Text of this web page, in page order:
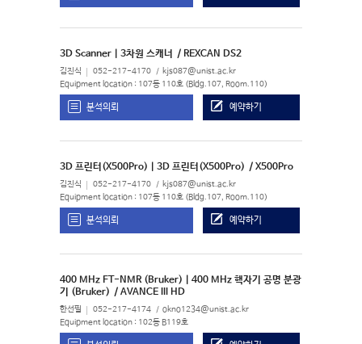
3D Scanner | 3차원 스캐너 / REXCAN DS2
김진식 052-217-4170 kjs087@unist.ac.kr
Equipment location : 107동 110호 (Bldg.107, Room.110)
분석의뢰 예약하기
3D 프린터(X500Pro) | 3D 프린터(X500Pro) / X500Pro
김진식 052-217-4170 kjs087@unist.ac.kr
Equipment location : 107동 110호 (Bldg.107, Room.110)
분석의뢰 예약하기
400 MHz FT-NMR (Bruker) | 400 MHz 핵자기 공명 분광
기 (Bruker) / AVANCE III HD
한선필 052-217-4174 okno1234@unist.ac.kr
Equipment location : 102동 B119호